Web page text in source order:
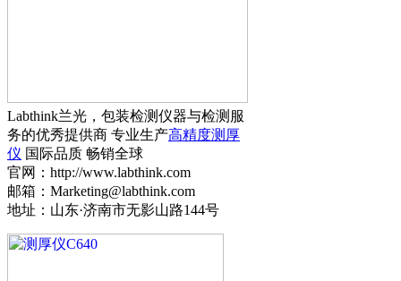
Labthink兰光，包装检测仪器与检测服
务的优秀提供商 专业生产高精度测厚
仪 国际品质 畅销全球
官网：http://www.labthink.com
邮箱：Marketing@labthink.com
地址：山东·济南市无影山路144号